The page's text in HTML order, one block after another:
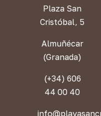
Plaza San
Cristóbal, 5
Almuñécar
(Granada)
(+34) 606
44 00 40